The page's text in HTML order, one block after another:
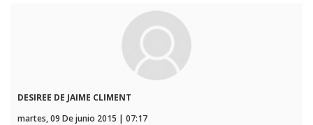
DESIREE DE JAIME CLIMENT
martes, 09 De junio 2015 | 07:17